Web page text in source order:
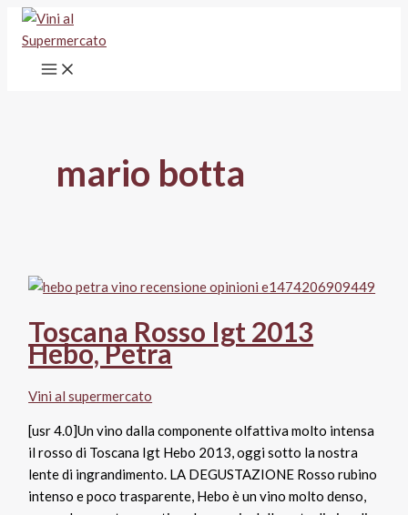
Vai
contenuto
mario botta
Toscana Rosso Igt 2013
Hebo, Petra
Vini al supermercato
[usr 4.0]Un vino dalla componente olfattiva molto intensa
il rosso di Toscana Igt Hebo 2013, oggi sotto la nostra
lente di ingrandimento. LA DEGUSTAZIONE Rosso rubino
intenso e poco trasparente, Hebo è un vino molto denso,